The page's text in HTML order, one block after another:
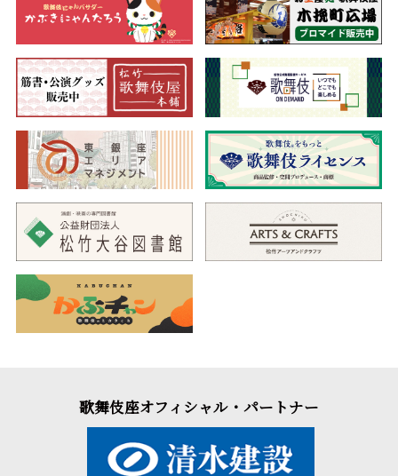
歌舞伎座オフィシャル・パートナー